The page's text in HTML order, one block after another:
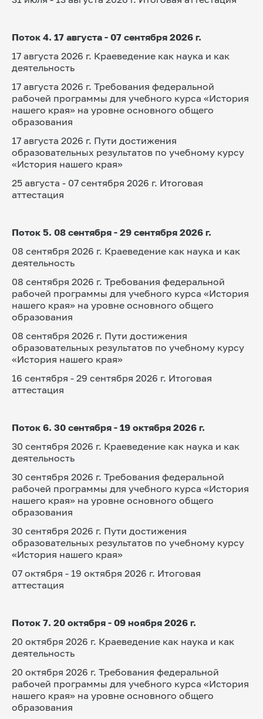
Поток 4. 17 августа - 07 сентября 2026 г.
17 августа 2026 г. Краеведение как наука и как
деятельность
17 августа 2026 г. Требования федеральной
рабочей программы для учебного курса «История
нашего края» на уровне основного общего
образования
17 августа 2026 г. Пути достижения
образовательных результатов по учебному курсу
«История нашего края»
25 августа - 07 сентября 2026 г. Итоговая
аттестация
Поток 5. 08 сентября - 29 сентября 2026 г.
08 сентября 2026 г. Краеведение как наука и как
деятельность
08 сентября 2026 г. Требования федеральной
рабочей программы для учебного курса «История
нашего края» на уровне основного общего
образования
08 сентября 2026 г. Пути достижения
образовательных результатов по учебному курсу
«История нашего края»
16 сентября - 29 сентября 2026 г. Итоговая
аттестация
Поток 6. 30 сентября - 19 октября 2026 г.
30 сентября 2026 г. Краеведение как наука и как
деятельность
30 сентября 2026 г. Требования федеральной
рабочей программы для учебного курса «История
нашего края» на уровне основного общего
образования
30 сентября 2026 г. Пути достижения
образовательных результатов по учебному курсу
«История нашего края»
07 октября - 19 октября 2026 г. Итоговая
аттестация
Поток 7. 20 октября - 09 ноября 2026 г.
20 октября 2026 г. Краеведение как наука и как
деятельность
20 октября 2026 г. Требования федеральной
рабочей программы для учебного курса «История
нашего края» на уровне основного общего
образования